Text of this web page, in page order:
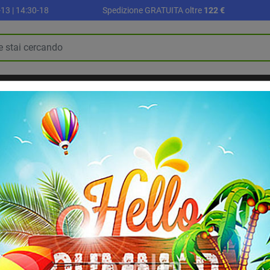
| 14:30-18 Spedizione GRATUITA oltre 122 €
PALLONI E ACCESSORI SETTORE SCUOLA ALLENAMENTO E
RIABILITAZIONE E RECUPERO
per orienteering
Set di 50
Pacco di 50 cartoncini per
8,30 €IVA inclusa